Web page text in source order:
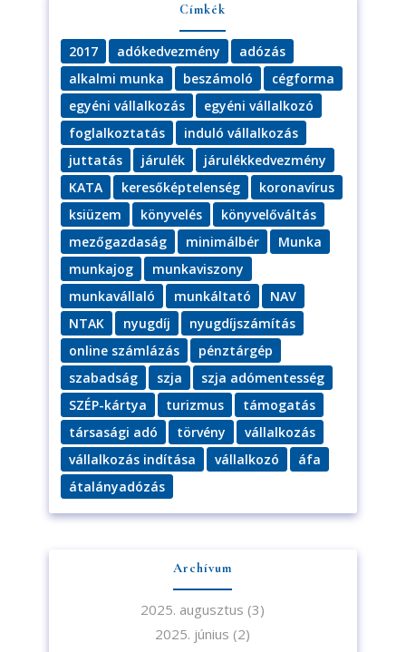
Címkék
2017 adókedvezmény
adózás
alkalmi munka
beszámoló
cégforma
egyéni vállalkozás
egyéni vállalkozó
foglalkoztatás
induló vállalkozás
juttatás
járulék
járulékkedvezmény
KATA
keresőképtelenség
koronavírus
ksiüzem
könyvelés
könyvelőváltás
mezőgazdaság
minimálbér
Munka
munkajog
munkaviszony
munkavállaló
munkáltató
NAV
NTAK
nyugdíj
nyugdíjszámítás
online számlázás
pénztárgép
szabadság
szja
szja adómentesség
SZÉP-kártya
turizmus
támogatás
társasági adó
törvény
vállalkozás
vállalkozás indítása
vállalkozó
áfa
átalányadózás
Archívum
2025. augusztus (3)
2025. június (2)
Iratkozzon fel hírlevelünkre!